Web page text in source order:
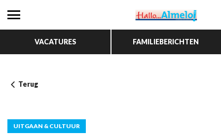
VACATURES FAMILIEBERICHTEN
Terug
UITGAAN & CULTUUR